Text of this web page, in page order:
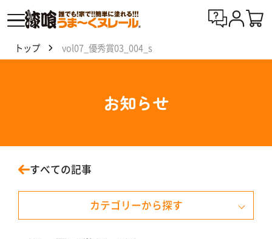
は
製
一
トップ vol07_優秀賞03_004_s
お知らせ
すべての記事
カテゴリーから探す